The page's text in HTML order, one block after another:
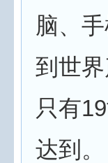
脑、
到世
只有
达到。